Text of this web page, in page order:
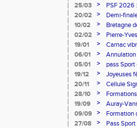
25/03
>
PSF 2026
20/02
>
Demi-
10/02
>
Bretagne
l'honneur
02/02 >
Pierre-
comité du
19/01 >
Carnac
06/01
>
05/01
>
pass
19/12
>
Joyeuses
20/11
>
Cellule
Sports
28/10 >
19/09
>
Auray-
marathon
09/09 >
Formation
27/08
>
Pass